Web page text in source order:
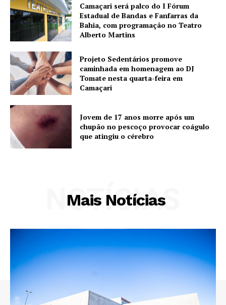
Camaçari será palco do I Fórum
Estadual de Bandas e Fanfarras da
Bahia, com programação no Teatro
Alberto Martins
Projeto Sedentários promove
caminhada em homenagem ao DJ
Tomate nesta quarta-feira em
Camaçari
Jovem de 17 anos morre após um
chupão no pescoço provocar coágulo
que atingiu o cérebro
Mais Notícias
NOTÍCIAS